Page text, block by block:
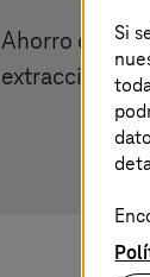
Ahorro de
extracción de
Si